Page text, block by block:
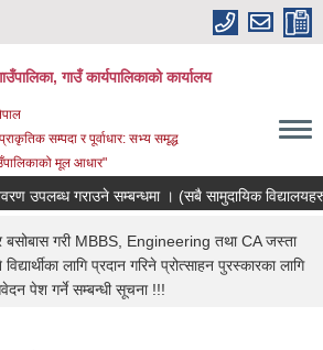
गाउँ कार्यपालिकाको कार्यालय
सम्पदा र पूर्वाधार: सभ्य समृद्ध
मूल आधार"
उपलब्ध गराउने सम्बन्धमा । (सबै सामुदायिक विद्यालयहरु)
बसोबास गरी MBBS, Engineering तथा CA जस्ता
लागि प्रदान गरिने प्रोत्साहन पुरस्कारका लागि
पेश गर्ने सम्बन्धी सूचना !!!